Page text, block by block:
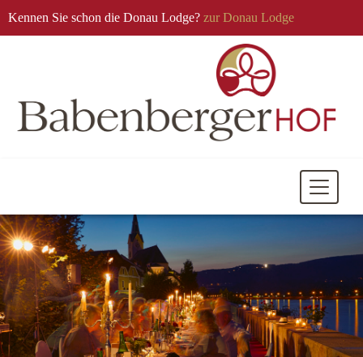
Kennen Sie schon die Donau Lodge? zur Donau Lodge
Mobile